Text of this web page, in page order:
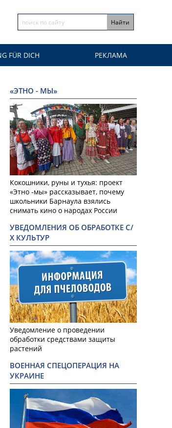
FÜR DICH РЕКЛАМА
«ЭТНО - МЫ»
Кокошники, руны и тухья: проект
«Этно -мы» рассказывает, почему
школьники Барнаула взялись
снимать кино о народах России
УВЕДОМЛЕНИЯ ОБ ОБРАБОТКЕ С/
Х КУЛЬТУР
Уведомление о проведении
обработки средствами защиты
растений
ВОЕННАЯ СПЕЦОПЕРАЦИЯ НА
УКРАИНЕ